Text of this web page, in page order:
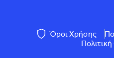
Όροι Χρήσης